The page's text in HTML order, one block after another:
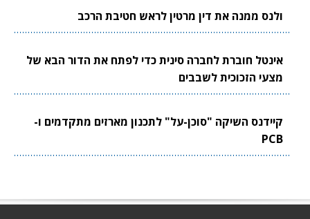
ולנס ממנה את דין מרטין לראש חטיבת הרכב
אינטל חוברת לחברה סינית כדי לפתח את הדור הבא של
מצעי הזכוכית לשבבים
קיידנס השיקה "סוכן-על" לתכנון מארזים מתקדמים ו-
PCB